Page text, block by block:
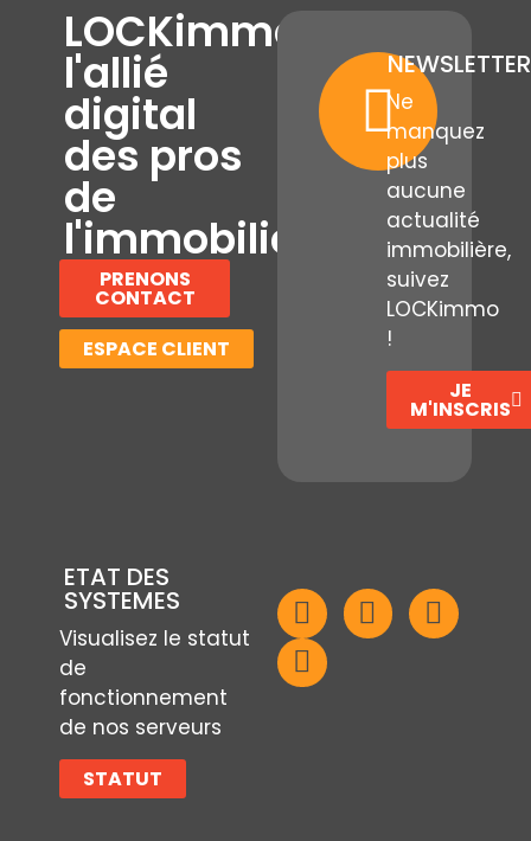
LOCKimmo,
l'allié
digital
des pros
de
l'immobilier
PRENONS
CONTACT
ESPACE CLIENT
NEWSLETTER
Ne
manquez
plus
aucune
actualité
immobilière,
suivez
LOCKimmo
!
JE
M'INSCRIS
ETAT DES
SYSTEMES
Visualisez le statut
de
fonctionnement
de nos serveurs
STATUT